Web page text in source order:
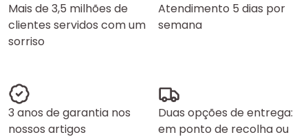
Mais de 3,5 milhões de
clientes servidos com um
sorriso
Atendimento 5 dias por
semana
3 anos de garantia nos
nossos artigos
Duas opções de entrega:
em ponto de recolha ou